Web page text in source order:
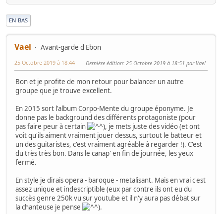
EN BAS
Vael Avant-garde d'Ebon
25 Octobre 2019 à 18:44 Dernière édition: 25 Octobre 2019 à 18:51 par Vael
Bon et je profite de mon retour pour balancer un autre
groupe que je trouve excellent.
En 2015 sort l'album Corpo-Mente du groupe éponyme. Je
donne pas le background des différents protagoniste (pour
pas faire peur à certain
), je mets juste des vidéo (et ont
voit qu'ils aiment vraiment jouer dessus, surtout le batteur et
un des guitaristes, c'est vraiment agréable à regarder !). C'est
du très très bon. Dans le canap' en fin de journée, les yeux
fermé.
En style je dirais opera - baroque - metalisant. Mais en vrai c'est
assez unique et indescriptible (eux par contre ils ont eu du
succès genre 250k vu sur youtube et il n'y aura pas débat sur
la chanteuse je pense
).